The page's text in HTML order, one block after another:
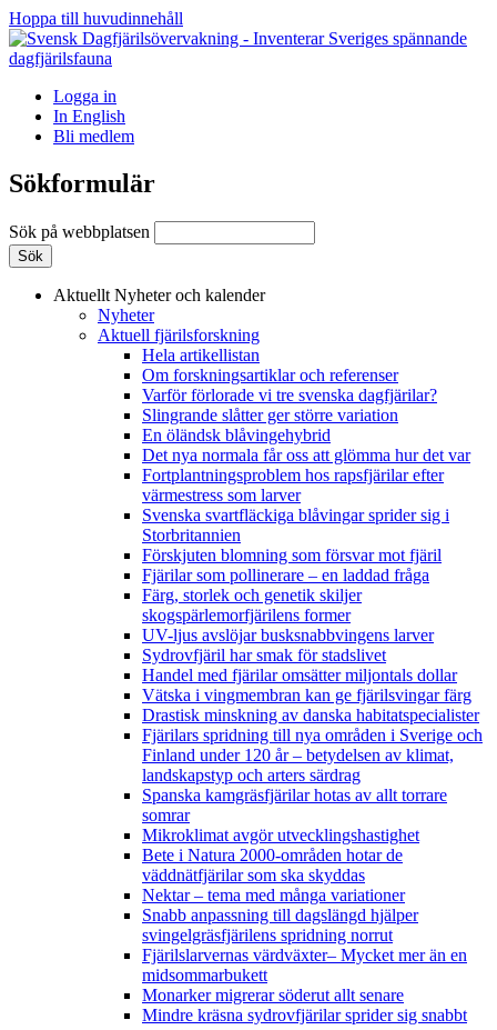
Hoppa till huvudinnehåll
Logga in
In English
Bli medlem
Sökformulär
Sök på webbplatsen
Aktuellt Nyheter och kalender
Nyheter
Aktuell fjärilsforskning
Hela artikellistan
Om forskningsartiklar och referenser
Varför förlorade vi tre svenska dagfjärilar?
Slingrande slåtter ger större variation
En öländsk blåvingehybrid
Det nya normala får oss att glömma hur det var
Fortplantningsproblem hos rapsfjärilar efter
värmestress som larver
Svenska svartfläckiga blåvingar sprider sig i
Storbritannien
Förskjuten blomning som försvar mot fjäril
Fjärilar som pollinerare – en laddad fråga
Färg, storlek och genetik skiljer
skogspärlemorfjärilens former
UV-ljus avslöjar busksnabbvingens larver
Sydrovfjäril har smak för stadslivet
Handel med fjärilar omsätter miljontals dollar
Vätska i vingmembran kan ge fjärilsvingar färg
Drastisk minskning av danska habitatspecialister
Fjärilars spridning till nya områden i Sverige och
Finland under 120 år– betydelsen av klimat,
landskapstyp och arters särdrag
Spanska kamgräsfjärilar hotas av allt torrare
somrar
Mikroklimat avgör utvecklingshastighet
Bete i Natura 2000-områden hotar de
väddnätfjärilar som ska skyddas
Nektar – tema med många variationer
Snabb anpassning till dagslängd hjälper
svingelgräsfjärilens spridning norrut
Fjärilslarvernas värdväxter– Mycket mer än en
midsommarbukett
Monarker migrerar söderut allt senare
Mindre kräsna sydrovfjärilar sprider sig snabbt